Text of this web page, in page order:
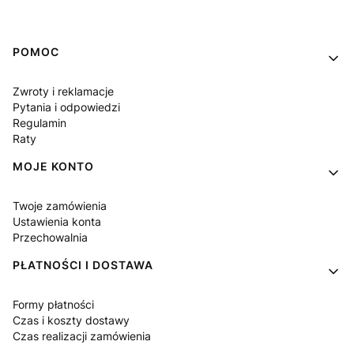
Linki w stopce
POMOC
Zwroty i reklamacje
Pytania i odpowiedzi
Regulamin
Raty
MOJE KONTO
Twoje zamówienia
Ustawienia konta
Przechowalnia
PŁATNOŚCI I DOSTAWA
Formy płatności
Czas i koszty dostawy
Czas realizacji zamówienia